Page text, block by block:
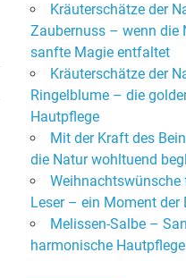
Kräuterschätze der
Zaubernuss – wenn die
sanfte Magie entfaltet
Kräuterschätze der
Ringelblume – die
Hautpflege
Mit der Kraft des
die Natur wohltuend
Weihnachtswünsche
Leser – ein Moment der
Melissen-Salbe –
harmonische Hautpflege